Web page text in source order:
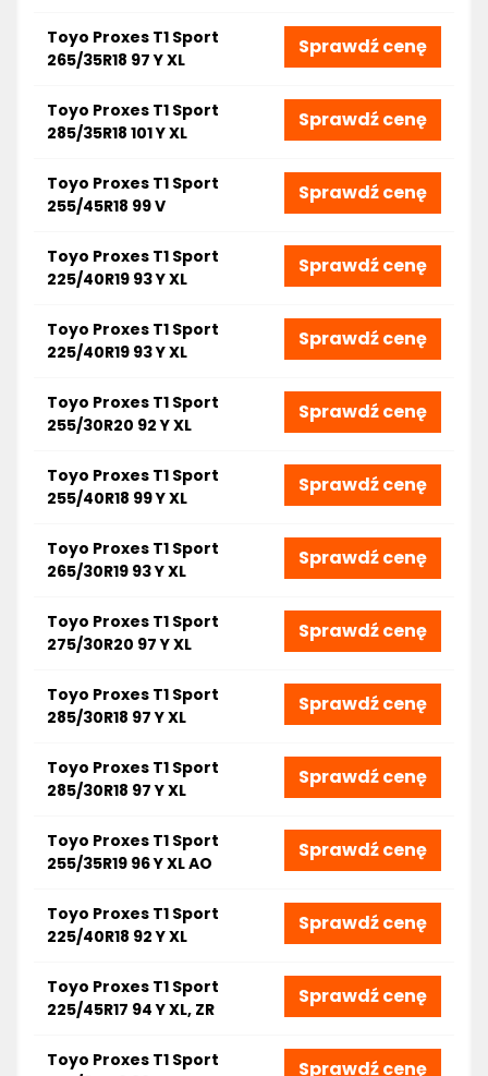
Toyo Proxes T1 Sport
265/35R18 97 Y XL
Sprawdź cenę
Toyo Proxes T1 Sport
285/35R18 101 Y XL
Sprawdź cenę
Toyo Proxes T1 Sport
255/45R18 99 V
Sprawdź cenę
Toyo Proxes T1 Sport
225/40R19 93 Y XL
Sprawdź cenę
Toyo Proxes T1 Sport
225/40R19 93 Y XL
Sprawdź cenę
Toyo Proxes T1 Sport
255/30R20 92 Y XL
Sprawdź cenę
Toyo Proxes T1 Sport
255/40R18 99 Y XL
Sprawdź cenę
Toyo Proxes T1 Sport
265/30R19 93 Y XL
Sprawdź cenę
Toyo Proxes T1 Sport
275/30R20 97 Y XL
Sprawdź cenę
Toyo Proxes T1 Sport
285/30R18 97 Y XL
Sprawdź cenę
Toyo Proxes T1 Sport
285/30R18 97 Y XL
Sprawdź cenę
Toyo Proxes T1 Sport
255/35R19 96 Y XL AO
Sprawdź cenę
Toyo Proxes T1 Sport
225/40R18 92 Y XL
Sprawdź cenę
Toyo Proxes T1 Sport
225/45R17 94 Y XL, ZR
Sprawdź cenę
Toyo Proxes T1 Sport
Sprawdź cenę